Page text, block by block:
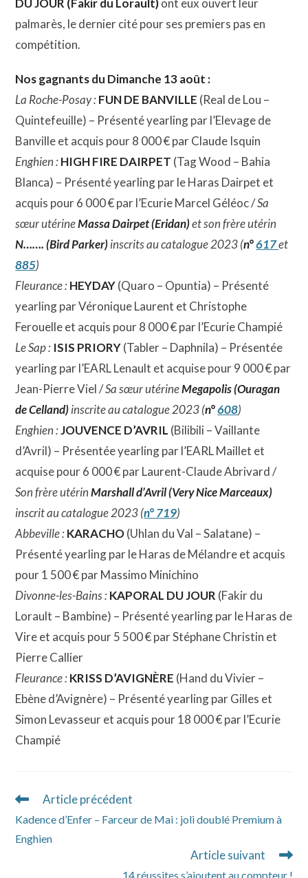
DU JOUR (Fakir du Lorault)ont eux ouvert leur
palmarès, le dernier cité pour ses premiers pas en
compétition.
Nos gagnants du Dimanche 13 août :
La Roche-Posay :FUN DE BANVILLE (Real de Lou –
Quintefeuille) – Présenté yearling par l’Elevage de
Banville et acquis pour 8 000 € par Claude Isquin
Enghien :HIGH FIRE DAIRPET (Tag Wood – Bahia
Blanca) – Présenté yearling par le Haras Dairpet et
acquis pour 6 000 € par l’Ecurie Marcel Géléoc /Sa
sœur utérineMassa Dairpet (Eridan)et son frère utérin
N……. (Bird Parker)inscrits au catalogue 2023 (n°617et
885)
Fleurance :HEYDAY(Quaro – Opuntia) – Présenté
yearling par Véronique Laurent et Christophe
Ferouelle et acquis pour 8 000 € par l’Ecurie Champié
Le Sap : ISIS PRIORY(Tabler – Daphnila) – Présentée
yearling par l’EARL Lenault et acquise pour 9 000 € par
Jean-Pierre Viel /Sa sœur utérineMegapolis (Ouragan
de Celland)inscrite au catalogue 2023 (n°608)
Enghien :JOUVENCE D’AVRIL (Bilibili – Vaillante
d’Avril) – Présentée yearling par l’EARL Maillet et
acquise pour 6 000 € par Laurent-Claude Abrivard /
Son frère utérinMarshall d’Avril (Very Nice Marceaux)
inscrit au catalogue 2023 (n° 719)
Abbeville :KARACHO(Uhlan du Val – Salatane) –
Présenté yearling par le Haras de Mélandre et acquis
pour 1 500 € par Massimo Minichino
Divonne-les-Bains :KAPORAL DU JOUR (Fakir du
Lorault – Bambine) – Présenté yearling par le Haras de
Vire et acquis pour 5 500 € par Stéphane Christin et
Pierre Callier
Fleurance :KRISS D’AVIGNÈRE (Hand du Vivier –
Ebène d’Avignère) – Présenté yearling par Gilles et
Simon Levasseur et acquis pour 18 000 € par l’Ecurie
Champié
Read
articles
Article précédent
Kadence d’Enfer – Farceur de Mai : joli doublé Premium à
Enghien
Article suivant
14 réussites s’ajoutent au compteur !